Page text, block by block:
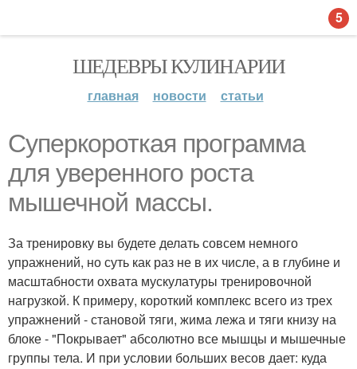
ШЕДЕВРЫ КУЛИНАРИИ
главная новости статьи
Суперкороткая программа
для уверенного роста
мышечной массы.
За тренировку вы будете делать совсем немного
упражнений, но суть как раз не в их числе, а в глубине и
масштабности охвата мускулатуры тренировочной
нагрузкой. К примеру, короткий комплекс всего из трех
упражнений - становой тяги, жима лежа и тяги книзу на
блоке - "Покрывает" абсолютно все мышцы и мышечные
группы тела. И при условии больших весов дает: куда
5